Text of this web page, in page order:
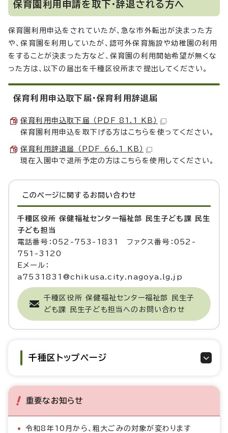
保育園利用申請を取下・辞退される方へ
保育園利用申込をされていたが、急な市外転出が決まった方
や、保育園を利用していたが、認可外保育施設や幼稚園の利用
をすることが決まった方など、保育園の利用開始希望が無くな
った方は、以下の届出を千種区役所まで提出してください。
保育利用申込取下届・保育利用辞退届
保育利用申込取下届 （PDF 81.1 KB）
保育園利用申込を取下げる方はこちらを使ってください。
保育利用辞退届 （PDF 66.1 KB）
現在入園中で退所予定の方はこちらを使用してください。
このページに関する お問い合わせ
千種区役所 保健福祉センター福祉部 民生子ども課 民生
子ども担当
電話番号：052-753-1831 ファクス番号：052-
751-3120
Eメール：
a7531831@chikusa.city.nagoya.lg.jp
千種区役所 保健福祉センター福祉部 民生子
ども課 民生子ども担当へのお問い合わせ
千種区トップページ
重要なお知らせ
令和8年10月から、粗大ごみの対象が変わります